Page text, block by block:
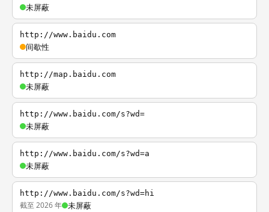
未屏蔽
http://www.baidu.com
间歇性
http://map.baidu.com
未屏蔽
http://www.baidu.com/s?wd=
未屏蔽
http://www.baidu.com/s?wd=a
未屏蔽
http://www.baidu.com/s?wd=hi
截至 2026 年 未屏蔽